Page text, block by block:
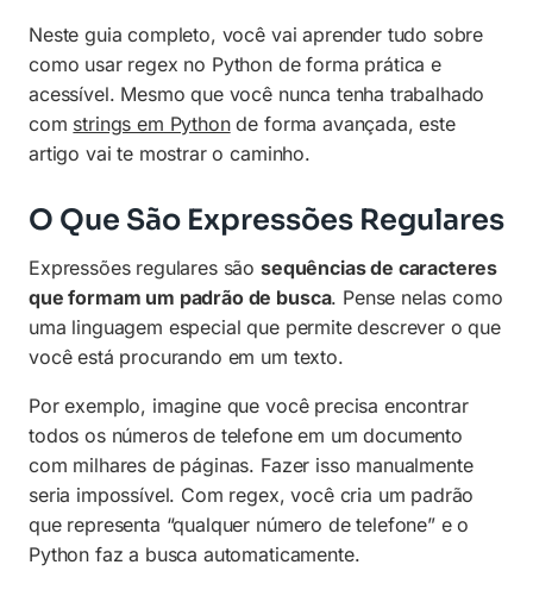
Neste guia completo, você vai aprender tudo sobre
como usar regex no Python de forma prática e
acessível. Mesmo que você nunca tenha trabalhado
com strings em Pythonde forma avançada, este
artigo vai te mostrar o caminho.
O Que São Expressões Regulares
Expressões regulares são sequências de caracteres
que formam um padrão de busca. Pense nelas como
uma linguagem especial que permite descrever o que
você está procurando em um texto.
Por exemplo, imagine que você precisa encontrar
todos os números de telefone em um documento
com milhares de páginas. Fazer isso manualmente
seria impossível. Com regex, você cria um padrão
que representa “qualquer número de telefone” e o
Python faz a busca automaticamente.
Exemplos Práticos de Regex
Flags em Expressões Regulares
Perguntas Frequentes (FAQ)